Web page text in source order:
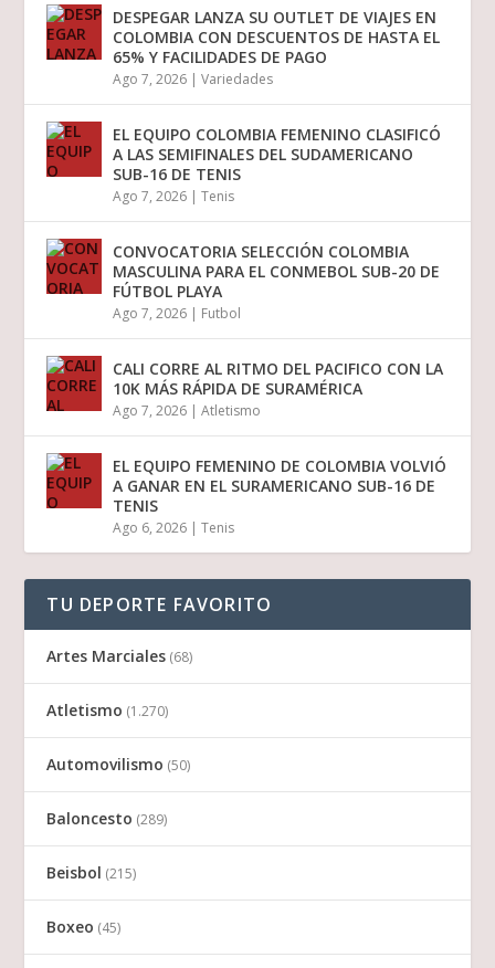
DESPEGAR LANZA SU OUTLET DE VIAJES EN
COLOMBIA CON DESCUENTOS DE HASTA EL
65% Y FACILIDADES DE PAGO
Ago 7, 2026 |Variedades
EL EQUIPO COLOMBIA FEMENINO CLASIFICÓ
A LAS SEMIFINALES DEL SUDAMERICANO
SUB-16 DE TENIS
Ago 7, 2026 |Tenis
CONVOCATORIA SELECCIÓN COLOMBIA
MASCULINA PARA EL CONMEBOL SUB-20 DE
FÚTBOL PLAYA
Ago 7, 2026 | Futbol
CALI CORRE AL RITMO DEL PACIFICO CON LA
10K MÁS RÁPIDA DE SURAMÉRICA
Ago 7, 2026 |Atletismo
EL EQUIPO FEMENINO DE COLOMBIA VOLVIÓ
A GANAR EN EL SURAMERICANO SUB-16 DE
TENIS
Ago 6, 2026 |Tenis
TU DEPORTE FAVORITO
Artes Marciales (68)
Atletismo (1.270)
Automovilismo (50)
Baloncesto (289)
Beisbol (215)
Boxeo (45)